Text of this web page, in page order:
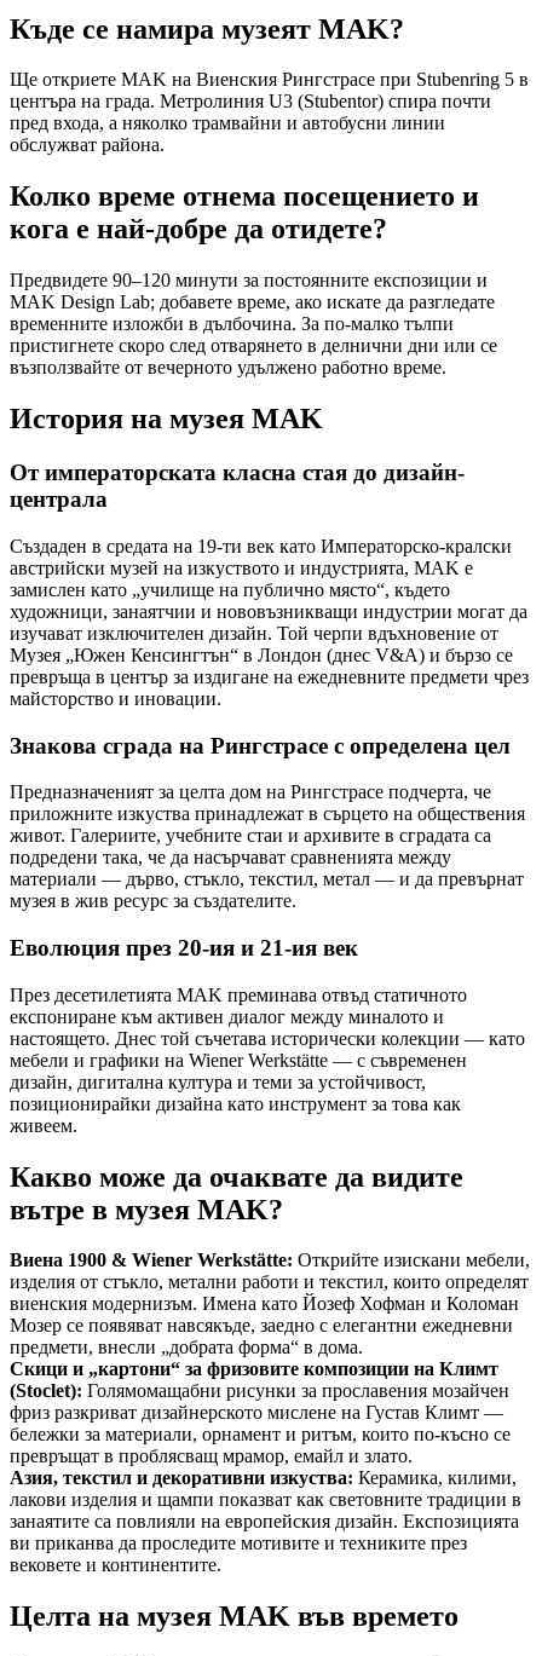
Къде се намира музеят MAK?
Ще откриете MAK на Виенския Рингстрaсе при Stubenring 5 в
центъра на града. Метролиния U3 (Stubentor) спира почти
пред входа, а няколко трамвайни и автобусни линии
обслужват района.
Колко време отнема посещението и
кога е най-добре да отидете?
Предвидете 90–120 минути за постоянните експозиции и
MAK Design Lab; добавете време, ако искате да разгледате
временните изложби в дълбочина. За по-малко тълпи
пристигнете скоро след отварянето в делнични дни или се
възползвайте от вечерното удължено работно време.
История на музея MAK
От императорската класна стая до дизайн-
централа
Създаден в средата на 19-ти век като Императорско-кралски
австрийски музей на изкуството и индустрията, MAK е
замислен като „училище на публично място“, където
художници, занаятчии и нововъзникващи индустрии могат да
изучават изключителен дизайн. Той черпи вдъхновение от
Музея „Южен Кенсингтън“ в Лондон (днес V&A) и бързо се
превръща в център за издигане на ежедневните предмети чрез
майсторство и иновации.
Знакова сграда на Рингстрaсе с определена цел
Предназначеният за целта дом на Рингстрaсе подчерта, че
приложните изкуства принадлежат в сърцето на обществения
живот. Галериите, учебните стаи и архивите в сградата са
подредени така, че да насърчават сравненията между
материали — дърво, стъкло, текстил, метал — и да превърнат
музея в жив ресурс за създателите.
Еволюция през 20-ия и 21-ия век
През десетилетията MAK преминава отвъд статичното
експониране към активен диалог между миналото и
настоящето. Днес той съчетава исторически колекции — като
мебели и графики на Wiener Werkstätte — с съвременен
дизайн, дигитална култура и теми за устойчивост,
позиционирайки дизайна като инструмент за това как
живеем.
Какво може да очаквате да видите
вътре в музея MAK?
Виена 1900 & Wiener Werkstätte: Открийте изискани мебели,
изделия от стъкло, метални работи и текстил, които определят
виенския модернизъм. Имена като Йозеф Хофман и Коломан
Мозер се появяват навсякъде, заедно с елегантни ежедневни
предмети, внесли „добрата форма“ в дома.
Скици и „картони“ за фризовите композиции на Климт
(Stoclet): Голямомащабни рисунки за прославения мозайчен
фриз разкриват дизайнерското мислене на Густав Климт —
бележки за материали, орнамент и ритъм, които по-късно се
превръщат в проблясващ мрамор, емайл и злато.
Азия, текстил и декоративни изкуства: Керамика, килими,
лакови изделия и щампи показват как световните традиции в
занаятите са повлияли на европейския дизайн. Експозицията
ви приканва да проследите мотивите и техниките през
вековете и континентите.
Целта на музея MAK във времето